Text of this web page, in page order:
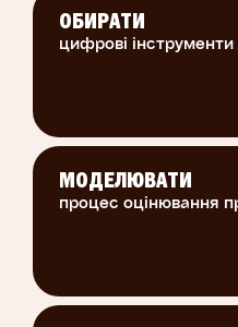
ОБИРАТИ
цифрові
МОДЕЛЮВАТИ
процес оцінювання